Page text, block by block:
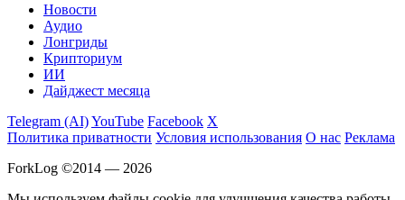
Новости
Аудио
Лонгриды
Крипториум
ИИ
Дайджест месяца
Telegram (AI)YouTube Facebook X
Политика приватности Условия использования О нас Реклама
ForkLog ©2014 — 2026